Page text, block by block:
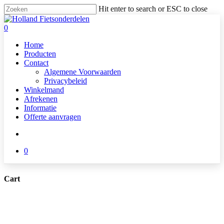
Skip
to
main
Hit enter to search or ESC to close
Close
Search
search
0
Home
Producten
Contact
Algemene Voorwaarden
Privacybeleid
Winkelmand
Afrekenen
Informatie
Offerte aanvragen
0
Cart